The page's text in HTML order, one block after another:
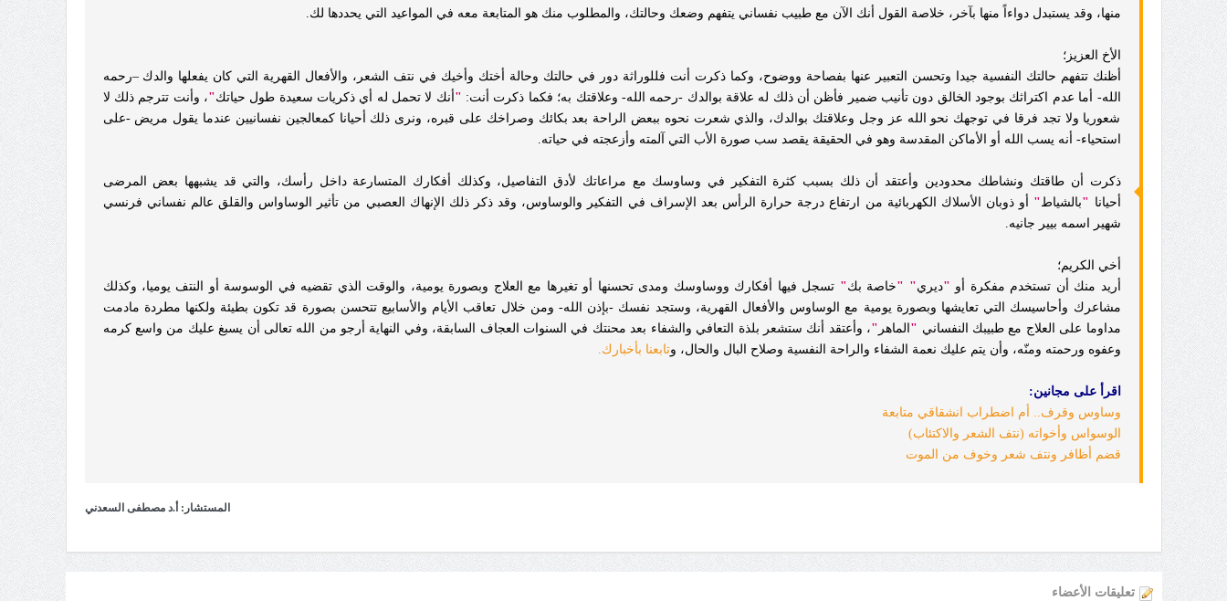
منها، وقد يستبدل دواءاً منها بآخر، خلاصة القول أنك الآن مع طبيب نفساني يتفهم وضعك وحالتك، والمطلوب منك هو المتابعة معه في المواعيد التي يحددها لك.
الأخ العزيز؛
أظنك تتفهم حالتك النفسية جيدا وتحسن التعبير عنها بفصاحة ووضوح، وكما ذكرت أنت فللوراثة دور في حالتك وحالة أختك وأخيك في نتف الشعر، والأفعال القهرية التي كان يفعلها والدك –رحمه
الله- أما عدم اكتراثك بوجود الخالق دون تأنيب ضمير فأظن أن ذلك له علاقة بوالدك -رحمه الله- وعلاقتك به؛ فكما ذكرت أنت: " أنك لا تحمل له أي ذكريات سعيدة طول حياتك"، وأنت تترجم ذلك لا
شعوريا ولا تجد فرقا في توجهك نحو الله عز وجل وعلاقتك بوالدك، والذي شعرت نحوه ببعض الراحة بعد بكائك وصراخك على قبره، ونرى ذلك أحيانا كمعالجين نفسانيين عندما يقول مريض -على
استحياء- أنه يسب الله أو الأماكن المقدسة وهو في الحقيقة يقصد سب صورة الأب التي آلمته وأزعجته في حياته.
ذكرت أن طاقتك ونشاطك محدودين وأعتقد أن ذلك بسبب كثرة التفكير في وساوسك مع مراعاتك لأدق التفاصيل، وكذلك أفكارك المتسارعة داخل رأسك، والتي قد يشبهها بعض المرضى
أحيانا "بالشياط" أو ذوبان الأسلاك الكهربائية من ارتفاع درجة حرارة الرأس بعد الإسراف في التفكير والوساوس، وقد ذكر ذلك الإنهاك العصبي من تأثير الوساواس والقلق عالم نفساني فرنسي
شهير اسمه بيير جانيه.
أخي الكريم؛
أريد منك أن تستخدم مفكرة أو "ديري"
"خاصة بك" تسجل فيها أفكارك ووساوسك ومدى تحسنها أو تغيرها مع العلاج وبصورة يومية، والوقت الذي تقضيه في الوسوسة أو النتف يوميا، وكذلك
مشاعرك وأحاسيسك التي تعايشها وبصورة يومية مع الوساوس والأفعال القهرية، وستجد نفسك -بإذن الله- ومن خلال تعاقب الأيام والأسابيع تتحسن بصورة قد تكون بطيئة ولكنها مطردة مادمت
مداوما على العلاج مع طبيبك النفساني " الماهر "، وأعتقد أنك ستشعر بلذة التعافي والشفاء بعد محنتك في السنوات العجاف السابقة، وفي النهاية أرجو من الله تعالى أن يسبغ عليك من واسع كرمه
وعفوه ورحمته ومنّه، وأن يتم عليك نعمة الشفاء والراحة النفسية وصلاح البال والحال، وتابعنا بأخبارك.
اقرأ على مجانين:
وساوس وقرف.. أم اضطراب انشقاقي متابعة
الوسواس وأخواته (نتف الشعر والاكتئاب)
قضم أظافر ونتف شعر وخوف من الموت
المستشار: أ.د مصطفى السعدني
تعليقات الأعضاء